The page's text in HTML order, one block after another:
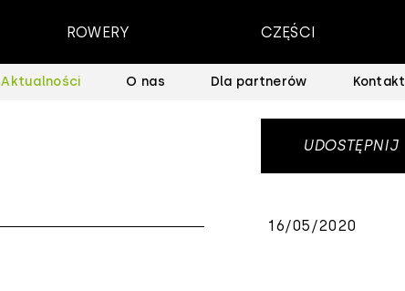
ROWERY CZĘŚCI
Aktualności O nas Dla partnerów Kontakt
UDOSTĘPNIJ
16/05/2020